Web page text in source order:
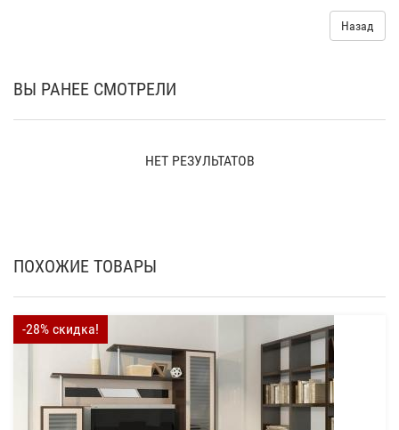
Назад
ВЫ РАНЕЕ СМОТРЕЛИ
НЕТ РЕЗУЛЬТАТОВ
ПОХОЖИЕ ТОВАРЫ
-28% скидка!